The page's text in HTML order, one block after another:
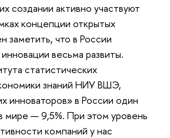
создании активно участвуют
концепции открытых
заметить, что в России
весьма развиты.
статистических
знаний НИУ ВШЭ,
инноваторов» в России один
мире — 9,5%. При этом уровень
компаний у нас